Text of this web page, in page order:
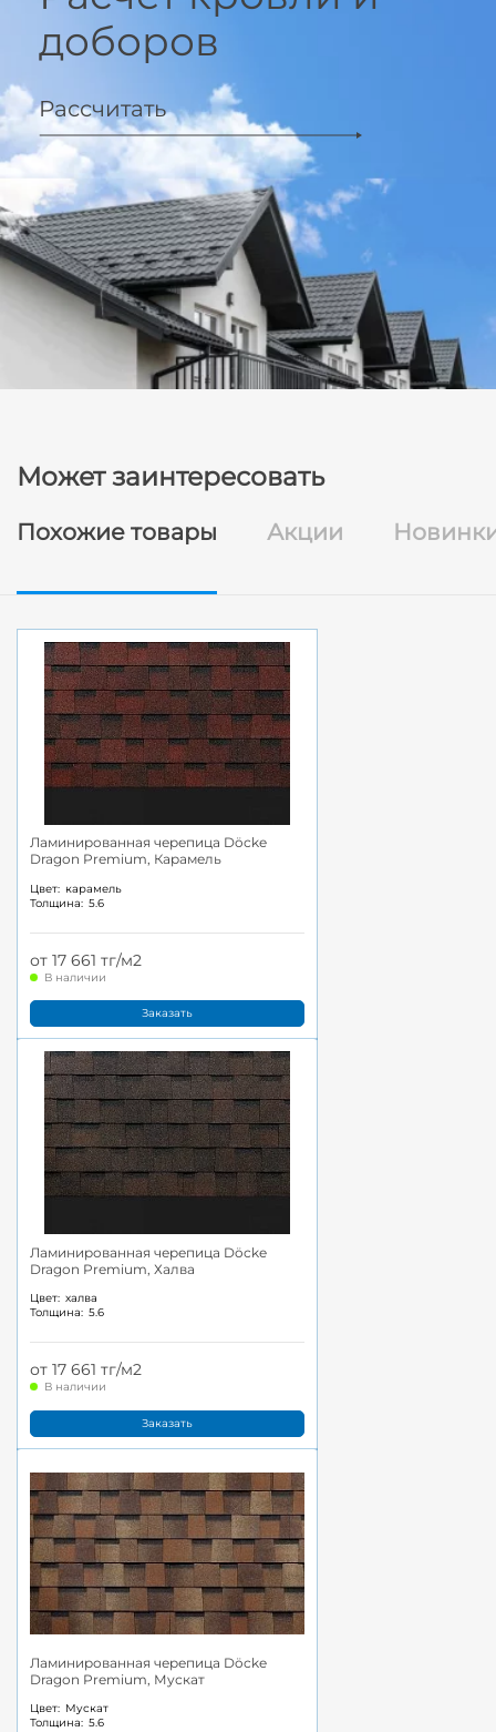
доборов
Рассчитать
Может заинтересовать
Похожие товары Акции
Ламинированная черепица Döcke
Dragon Premium, Карамель
Цвет: карамель
Толщина: 5.6
от 17 661 тг/м2
В наличии
Заказать
Ламинированная черепица Döcke
Dragon Premium, Халва
Цвет: халва
Толщина: 5.6
от 17 661 тг/м2
В наличии
Заказать
Ламинированная черепица Döcke
Dragon Premium, Мускат
Цвет: Мускат
Толщина: 5.6